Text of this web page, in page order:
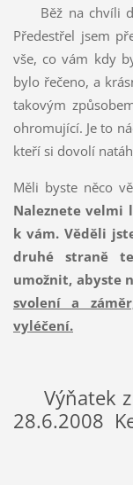
Běž na chvíli do
Předestřel jsem
vše, co vám kdy
bylo řečeno, a
takovým
ohromující. Je to
kteří si dovolí
Měli byste něco
Naleznete velmi
k vám. Věděli
druhé straně
umožnit, abyste
svolení a
vyléčení.
Výňatek z
28.6.2008